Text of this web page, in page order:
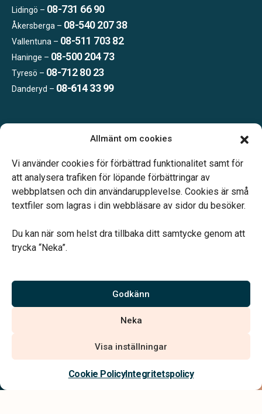
Allmänt om cookies
Vi använder cookies för förbättrad funktionalitet samt för
att analysera trafiken för löpande förbättringar av
webbplatsen och din användarupplevelse. Cookies är små
textfiler som lagras i din webbläsare av sidor du besöker.
Du kan när som helst dra tillbaka ditt samtycke genom att
trycka “Neka”.
Godkänn
Neka
Visa inställningar
Cookie PolicyIntegritetspolicy
Kontakta oss
Lidingö – 08-731 66 90
Åkersberga – 08-540 207 38
Vallentuna – 08-511 703 82
Haninge – 08-500 204 73
Tyresö – 08-712 80 23
Danderyd – 08-614 33 99
Telefonjour dygnet runt.
Vårt systerbolag Verahill hjälper dig med familjejuridiken –
Vi är auktoriserade av Sveriges Begravningsbyråers Förbund och
har högt ställda krav på utbildning, kvalitet, miljö och arbetsmiljö.